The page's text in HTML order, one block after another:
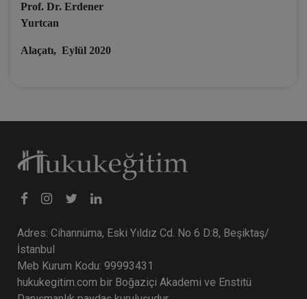
Prof. Dr. Erdener
Yurtcan
Alaçatı, Eylül 2020
Adres: Cihannüma, Eski Yıldız Cd. No 6 D:8, Beşiktaş/
İstanbul
Meb Kurum Kodu: 99993431
hukukegitim.com bir Boğaziçi Akademi ve Enstitü